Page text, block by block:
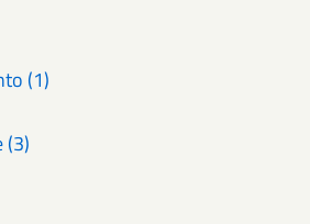
(1)
(3)